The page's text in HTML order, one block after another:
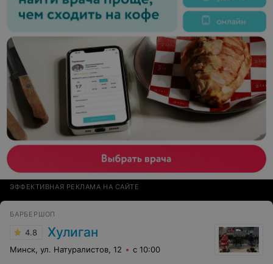
ЭФФЕКТИВНАЯ РЕКЛАМА НА САЙТЕ
БАРБЕРШОП
4.8 Хулиган
Минск, ул. Натуралистов, 12 с 10:00